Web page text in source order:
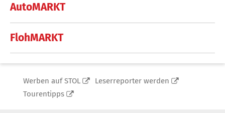
AutoMARKT
FlohMARKT
Werben auf STOL
Leserreporter werden
Tourentipps